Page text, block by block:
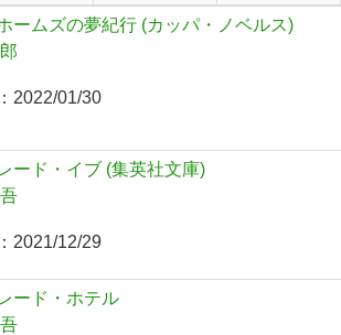
ームズの夢紀行 (カッパ・ノベルス)
2022/01/30
ード・イブ (集英社文庫)
2021/12/29
ード・ホテル